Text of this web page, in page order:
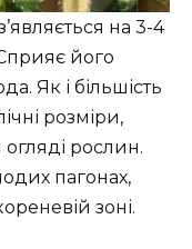
на 3-4
його
Як і більшість
розміри,
рослин.
пагонах,
зоні.